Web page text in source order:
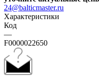
24@balticmaster.ru
Характеристики
Код
—
F0000022650